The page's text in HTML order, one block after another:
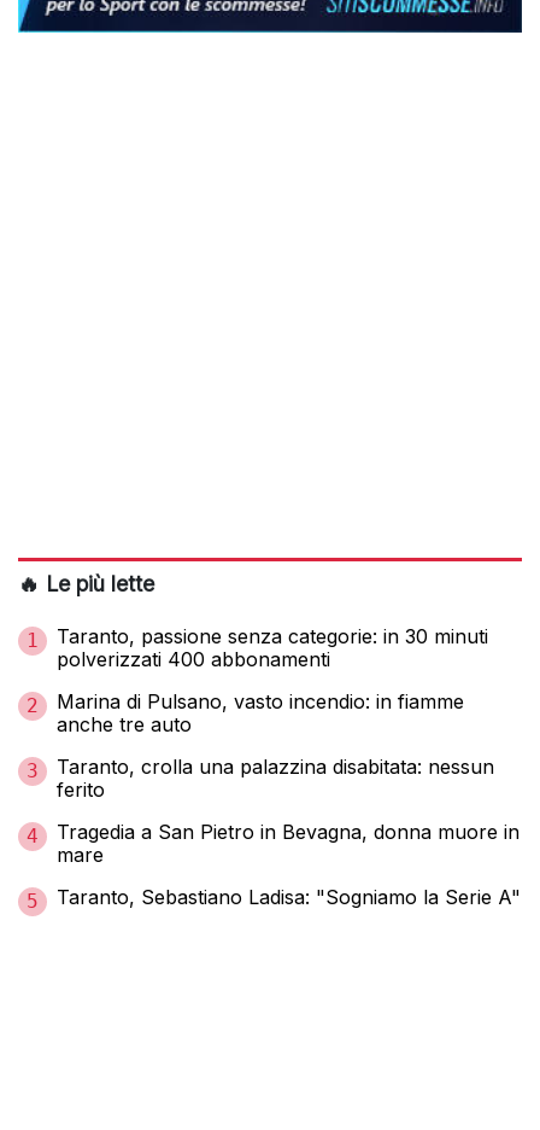
🔥 Le più lette
1
Taranto, passione senza categorie: in 30 minuti
polverizzati 400 abbonamenti
2
Marina di Pulsano, vasto incendio: in fiamme
anche tre auto
3
Taranto, crolla una palazzina disabitata: nessun
ferito
4
Tragedia a San Pietro in Bevagna, donna muore in
mare
5 Taranto, Sebastiano Ladisa: "Sogniamo la Serie A"